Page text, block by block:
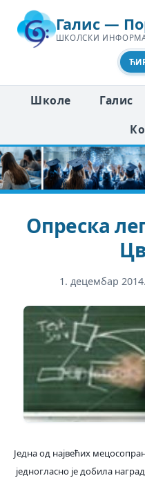
Галис —
ШКОЛСКИ
Школе Галис
Опреска
1. децембар 2014.
Једна од највећих
једногласно је добила